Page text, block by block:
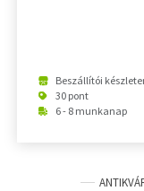
Beszállítói
30 pont
6 - 8 munkanap